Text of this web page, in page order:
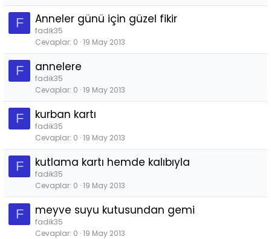
F Anneler günü için güzel fikir
fadik35
Cevaplar 0 19 May 2013
F annelere
fadik35
Cevaplar 0 19 May 2013
F kurban kartı
fadik35
Cevaplar 0 19 May 2013
F kutlama kartı hemde kalıbıyla
fadik35
Cevaplar 0 19 May 2013
F meyve suyu kutusundan gemi
fadik35
Cevaplar 0 19 May 2013